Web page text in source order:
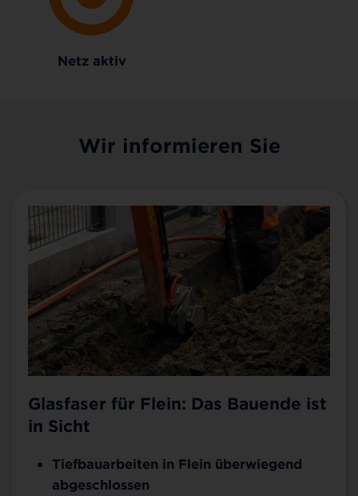
Netz aktiv
Wir informieren Sie
Glasfaser für Flein: Das Bauende ist
in Sicht
Tiefbauarbeiten in Flein überwiegend
abgeschlossen